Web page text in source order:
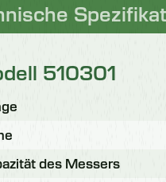
510301
des Messers